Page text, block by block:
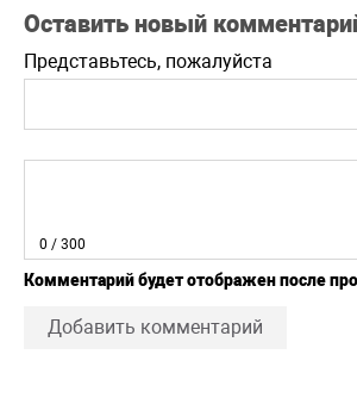
Оставить новый
Представьтесь, пожалуйста
0 / 300
Комментарий будет отображен после
Добавить комментарий